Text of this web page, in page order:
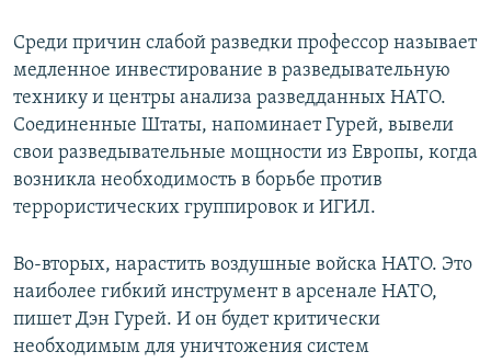
Среди причин слабой разведки профессор называет
медленное инвестирование в разведывательную
технику и центры анализа разведданных НАТО.
Соединенные Штаты, напоминает Гурей, вывели
свои разведывательные мощности из Европы, когда
возникла необходимость в борьбе против
террористических группировок и ИГИЛ.
Во-вторых, нарастить воздушные войска НАТО. Это
наиболее гибкий инструмент в арсенале НАТО,
пишет Дэн Гурей. И он будет критически
необходимым для уничтожения систем